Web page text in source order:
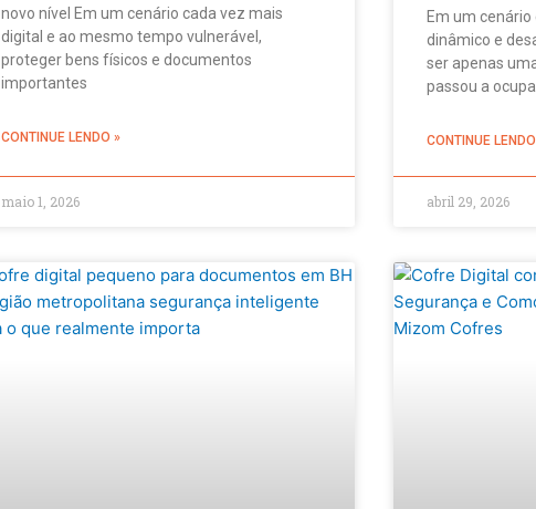
novo nível Em um cenário cada vez mais
digital e ao mesmo tempo vulnerável,
proteger bens físicos e documentos
importantes
CONTINUE LENDO »
maio 1, 2026
Em um
dinâmico e
ser apenas
passou a
CONTINUE
abril 29, 2026